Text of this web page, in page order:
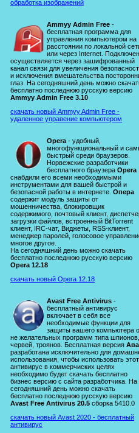
обработка изображений
Ammyy Admin Free -
бесплатная программа для
управления компьютером на
расстоянии по локальной
или через Internet.
осуществляется через зашифрованный
канал связи для увеличения
и исключения вмешательства
глаз. На сегодняшний день можно
бесплатно последнюю русскую версию
Ammyy Admin Free 3.10
скачать новый Ammyy Admin Free -
удаленное управение компьютером
Opera - удобный,
многофункциональный и
быстрый среди браузеров.
Норвежские разработчики
бесплатного браузера Opera
снабдили его всеми необходимыми
инструментами для вашей быстрой и
безопасной работы в интернете. Опера
содержит модуль защиты от
мошенничества, блокировщик
содержимого, почтовый клиент,
загрузки файлов, встроенный BitTorrent
клиент, IRC-чат, Виджеты, RSS-клиент,
менеджер паролей, голосовое
многое другое.
На сегодняшний день можно скачать
бесплатно последнюю русскую версию
Opera 12.18
скачать новый Opera 12.18
Avast Free Antivirus -
бесплатный антивирус
включает в себя все
необходимые функции для
защиты вашего компьютера
не желательных программ типа шпионов,
червей, троянов. Бесплатная версия
разработана исключительно для
использования, чтобы использовать этот
антивирус в коммерчиских целях
необходимо будет скачать бесплатно
бизнес версию с сайта разработчика. На
сегодняшний день можно скачать
бесплатно последнюю русскую версию
Avast Free Antivirus 20.5 сборка 5410.0
скачать новый Avast 2020 - бесплатный
антивирус